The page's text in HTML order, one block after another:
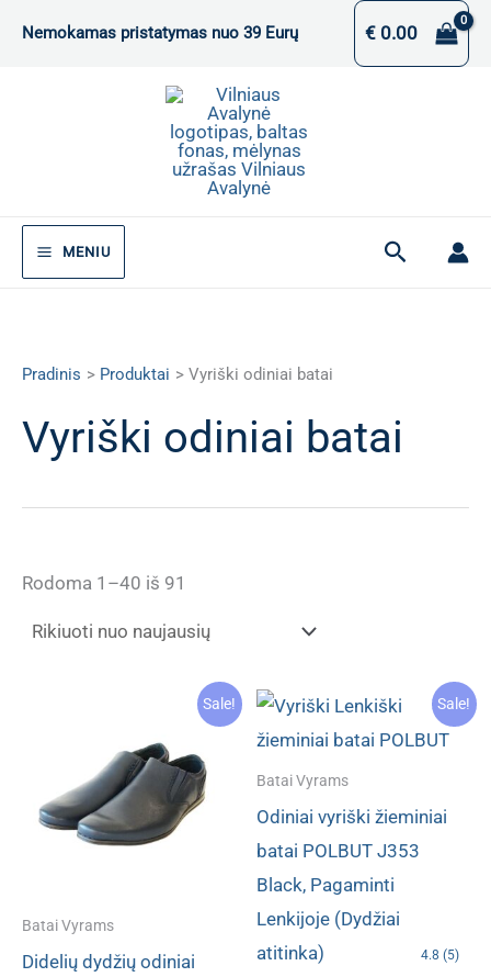
Nemokamas pristatymas nuo 39 Eurų €0.00
MENIU Paieška
Pradinis Produktai Vyriški odiniai batai
Vyriški odiniai batai
Rodoma 1–40 iš 91
naujausią
Sale!
Batai Vyrams
Didelių dydžių odiniai
Sale!
Batai Vyrams
Odiniai vyriški žieminiai
batai POLBUT J353
Black, Pagaminti
Lenkijoje (Dydžiai
atitinka)
4.8 (5)